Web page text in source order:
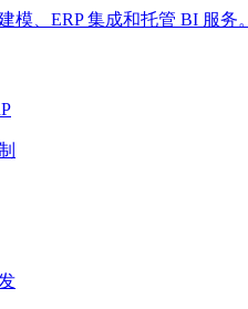
模、ERP 集成和托管 BI 服务。